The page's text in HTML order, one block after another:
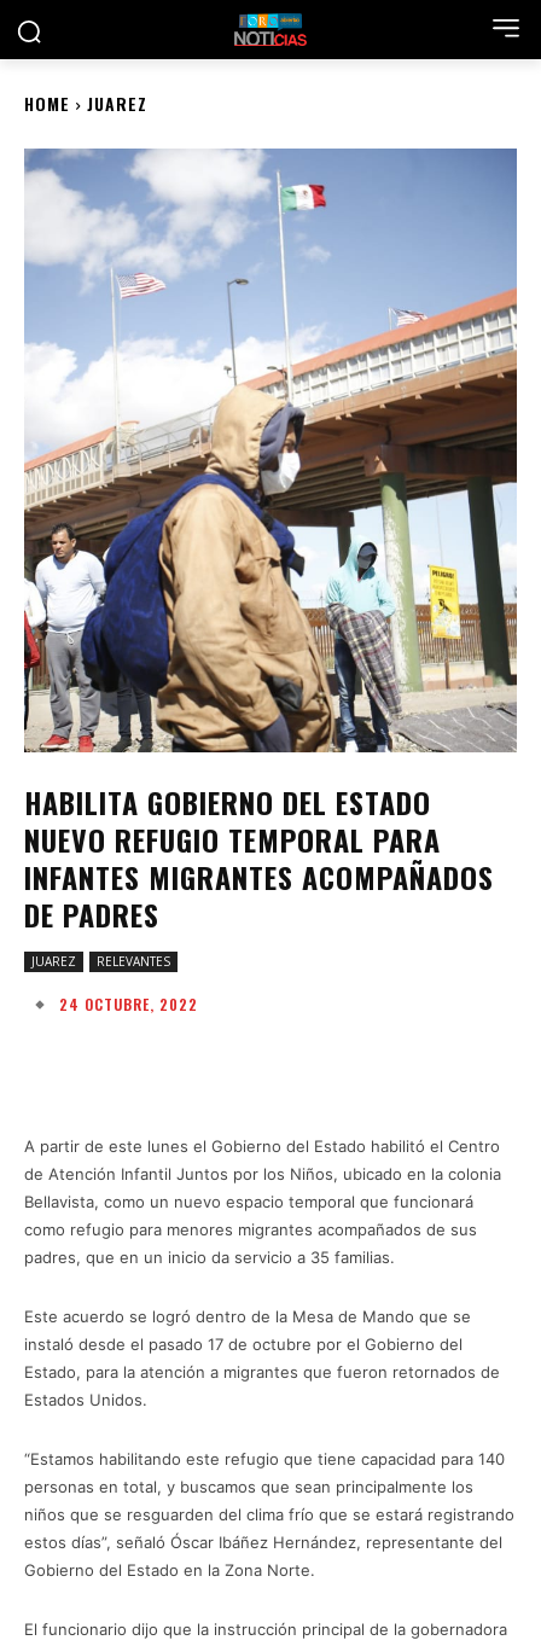
HOME JUAREZ
HABILITA GOBIERNO DEL ESTADO
NUEVO REFUGIO TEMPORAL PARA
INFANTES MIGRANTES ACOMPAÑADOS
DE PADRES
JUAREZ RELEVANTES
24 OCTUBRE, 2022
A partir de este lunes el Gobierno del Estado habilitó el Centro
de Atención Infantil Juntos por los Niños, ubicado en la colonia
Bellavista, como un nuevo espacio temporal que funcionará
como refugio para menores migrantes acompañados de sus
padres, que en un inicio da servicio a 35 familias.
Este acuerdo se logró dentro de la Mesa de Mando que se
instaló desde el pasado 17 de octubre por el Gobierno del
Estado, para la atención a migrantes que fueron retornados de
Estados Unidos.
“Estamos habilitando este refugio que tiene capacidad para 140
personas en total, y buscamos que sean principalmente los
niños que se resguarden del clima frío que se estará registrando
estos días”, señaló Óscar Ibáñez Hernández, representante del
Gobierno del Estado en la Zona Norte.
El funcionario dijo que la instrucción principal de la gobernadora